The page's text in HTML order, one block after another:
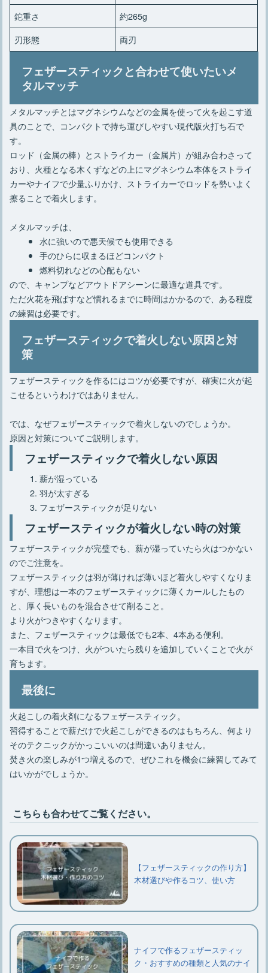
鉈重さ
約265g
刃形態
両刃
フェザースティックと合わせて使いたいメ
タルマッチ
メタルマッチとはマグネシウムなどの金属を使って火を起こす道
具のことで、コンパクトで持ち運びしやすい現代版火打ち石で
す。
ロッド（金属の棒）とストライカー（金属片）が組み合わさって
おり、火種となる木くずなどの上にマグネシウム本体をストライ
カーやナイフで少量ふりかけ、ストライカーでロッドを勢いよく
擦ることで着火します。
メタルマッチは、
水に強いので悪天候でも使用できる
手のひらに収まるほどコンパクト
燃料切れなどの心配もない
ので、キャンプなどアウトドアシーンに最適な道具です。
ただ火花を飛ばすなど慣れるまでに時間はかかるので、ある程度
の練習は必要です。
フェザースティックで着火しない原因と対
策
フェザースティックを作るにはコツが必要ですが、確実に火が起
こせるというわけではありません。
では、なぜフェザースティックで着火しないのでしょうか。
原因と対策についてご説明します。
フェザースティックで着火しない原因
薪が湿っている
羽が太すぎる
フェザースティックが足りない
フェザースティックが着火しない時の対策
フェザースティックが完璧でも、薪が湿っていたら火はつかない
のでご注意を。
フェザースティックは羽が薄ければ薄いほど着火しやすくなりま
すが、理想は一本のフェザースティックに薄くカールしたもの
と、厚く長いものを混合させて削ること。
より火がつきやすくなります。
また、フェザースティックは最低でも2本、4本ある便利。
一本目で火をつけ、火がついたら残りを追加していくことで火が
育ちます。
最後に
火起こしの着火剤になるフェザースティック。
習得することで薪だけで火起こしができるのはもちろん、何より
そのテクニックがかっこいいのは間違いありません。
焚き火の楽しみが1つ増えるので、ぜひこれを機会に練習してみて
はいかがでしょうか。
こちらも合わせてご覧ください。
【フェザースティックの作り方】
木材選びや作るコツ、使い方
ナイフで作るフェザースティッ
ク・おすすめの種類と人気のナイ